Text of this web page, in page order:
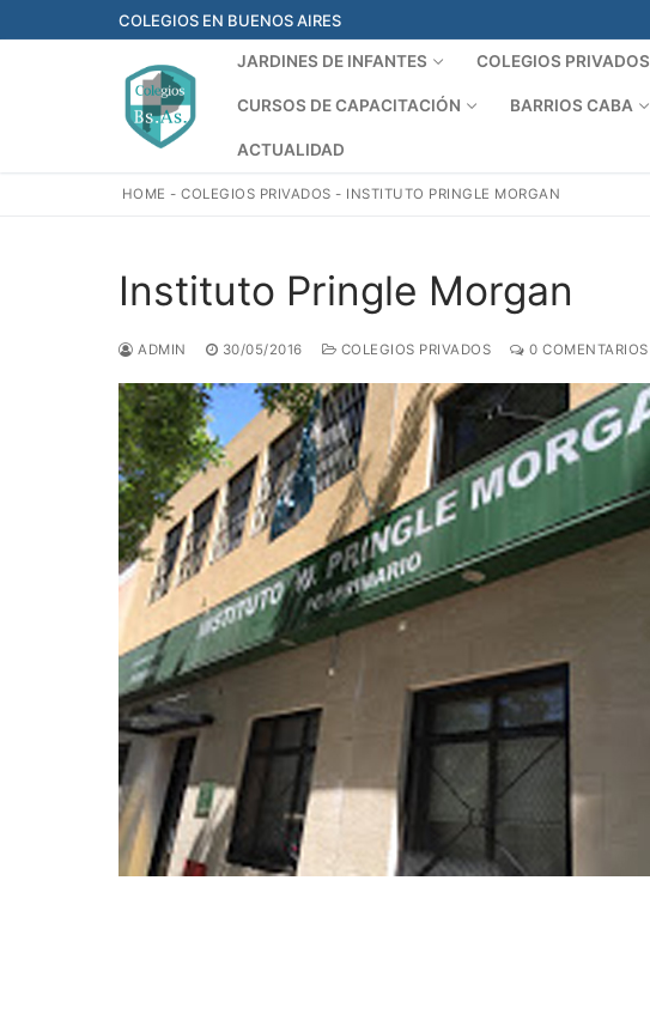
al
COLEGIOS EN BUENOS AIRES
JARDINES DE INFANTES COLEGIOS PRIVADOS
CURSOS DE CAPACITACIÓN BARRIOS CABA
ACTUALIDAD
HOME -COLEGIOS PRIVADOS - INSTITUTO PRINGLE MORGAN
Instituto Pringle Morgan
ADMIN 30/05/2016 COLEGIOS PRIVADOS 0 COMENTARIOS